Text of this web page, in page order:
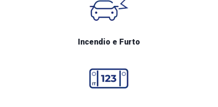
Incendio e Furto